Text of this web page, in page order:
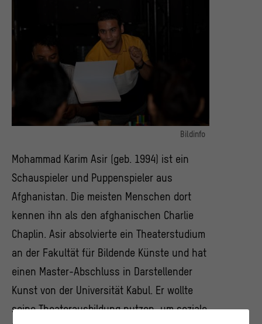
Bildinfo
"Papiertheaterworkshop"
Mohammad Karim Asir (geb. 1994) ist ein
Schauspieler und Puppenspieler aus
Afghanistan. Die meisten Menschen dort
kennen ihn als den afghanischen Charlie
Chaplin. Asir absolvierte ein Theaterstudium
an der Fakultät für Bildende Künste und hat
einen Master-Abschluss in Darstellender
Kunst von der Universität Kabul. Er wollte
seine Theaterausbildung nutzen, um soziale